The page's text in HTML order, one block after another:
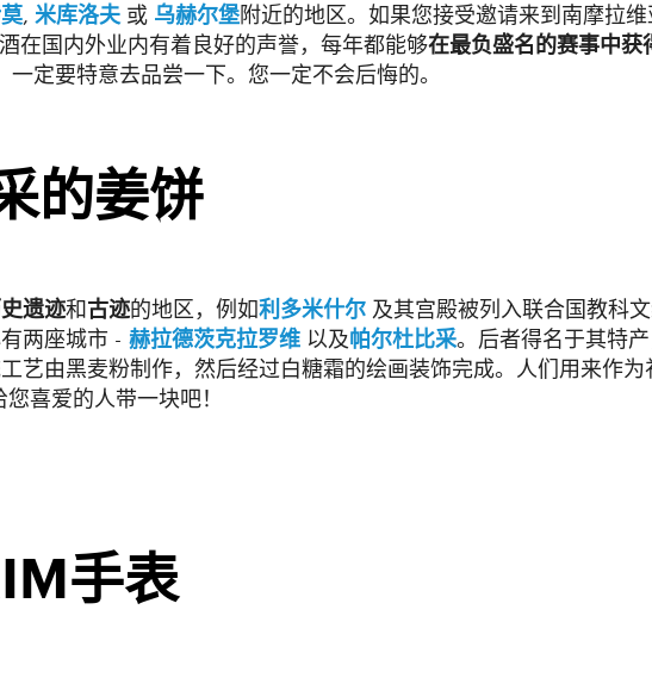
, 米库洛夫 或 乌赫尔堡附近的地区。如果您接受邀请来到南摩拉
在国内外业内有着良好的声誉，每年都能够在最负盛名的赛事中获
定要特意去品尝一下。您一定不会后悔的。
的姜饼
遗迹和古迹的地区，例如利多米什尔 及其宫殿被列入联合国教科
两座城市 - 赫拉德茨克拉罗维 以及帕尔杜比采。后者得名于其特
艺由黑麦粉制作，然后经过白糖霜的绘画装饰完成。人们用来作
喜爱的人带一块吧！
手表